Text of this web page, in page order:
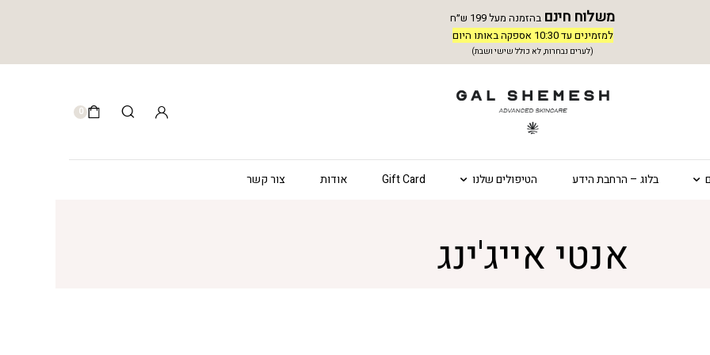
משלוח חינם בהזמנה מעל 199 ש״ח
למזמינים עד 10:30 אספקה באותו היום
(לערים נבחרות, לא כולל שישי ושבת)
0
בלוג – הרחבת הידע הטיפולים שלנו Gift Card אודות צור קשר
אנטי אייג'ינג